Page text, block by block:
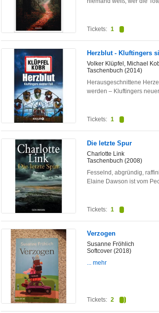
Tickets: 1
Herzblut - Kluftingers
Volker Klüpfel, Michael
Taschenbuch (2014)
Herausgeschnittene
werden – Kluftingers neuer
Tickets: 1
Die letzte Spur
Charlotte Link
Taschenbuch (2008)
Fesselnd, abgründig,
Elaine Dawson ist vom
Tickets: 1
Verzogen
Susanne Fröhlich
Softcover (2018)
... mehr
Tickets: 2